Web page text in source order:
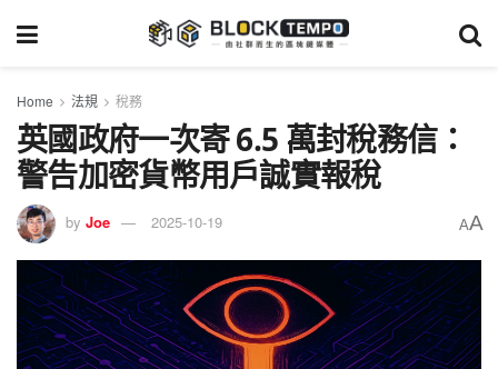
Home 法規 稅務
英國政府一次寄 6.5 萬封稅務信：
警告加密貨幣用戶誠實報稅
by Joe 2025-10-19 AA